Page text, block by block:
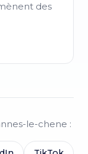
des
le-chene :